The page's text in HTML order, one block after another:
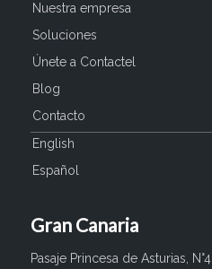
Nuestra empresa
Soluciones
Únete a Contactel
Blog
Contacto
English
Español
Gran Canaria
Pasaje Princesa de Asturias, N°4